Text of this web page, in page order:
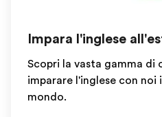
Impara l'inglese
Scopri la vasta gamma di
imparare l'inglese con noi
mondo.